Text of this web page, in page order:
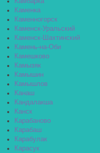
Каменка
Каменногорск
Каменск-Уральский
Каменск-Шахтинский
Камень-на-Оби
Камешково
Камызяк
Камышин
Камышлов
Канаш
Кандалакша
Канск
Карабаново
Карабаш
Карабулак
Карасук